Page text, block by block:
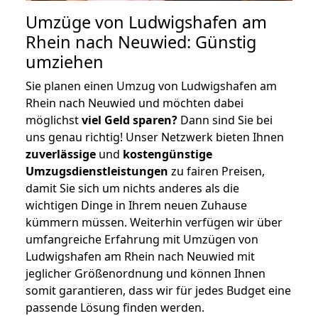
Umzüge von Ludwigshafen am
Rhein nach Neuwied: Günstig
umziehen
Sie planen einen Umzug von Ludwigshafen am
Rhein nach Neuwied und möchten dabei
möglichstviel Geld sparen? Dann sind Sie bei
uns genau richtig! Unser Netzwerk bieten Ihnen
zuverlässige und kostengünstige
Umzugsdienstleistungen zu fairen Preisen,
damit Sie sich um nichts anderes als die
wichtigen Dinge in Ihrem neuen Zuhause
kümmern müssen. Weiterhin verfügen wir über
umfangreiche Erfahrung mit Umzügen von
Ludwigshafen am Rhein nach Neuwied mit
jeglicher Größenordnung und können Ihnen
somit garantieren, dass wir für jedes Budget eine
passende Lösung finden werden.